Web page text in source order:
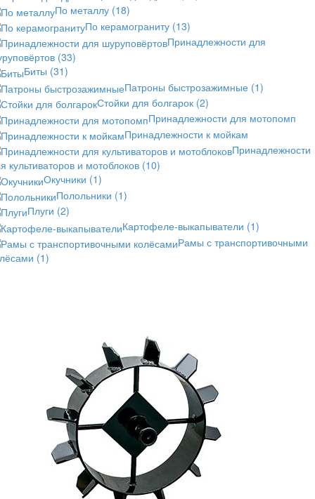
По металлу (18)
По керамограниту (13)
Принадлежности для
(33)
Биты (31)
Патроны быстрозажимные (1)
Стойки для болгарок (2)
Принадлежности для мотопомп
Принадлежности к мойкам
Принадлежности
культиваторов и мотоблоков (10)
Окучники (1)
Полольники (1)
Плуги (2)
Картофеле-выкапыватели (1)
Рамы с транспортивочными
(1)